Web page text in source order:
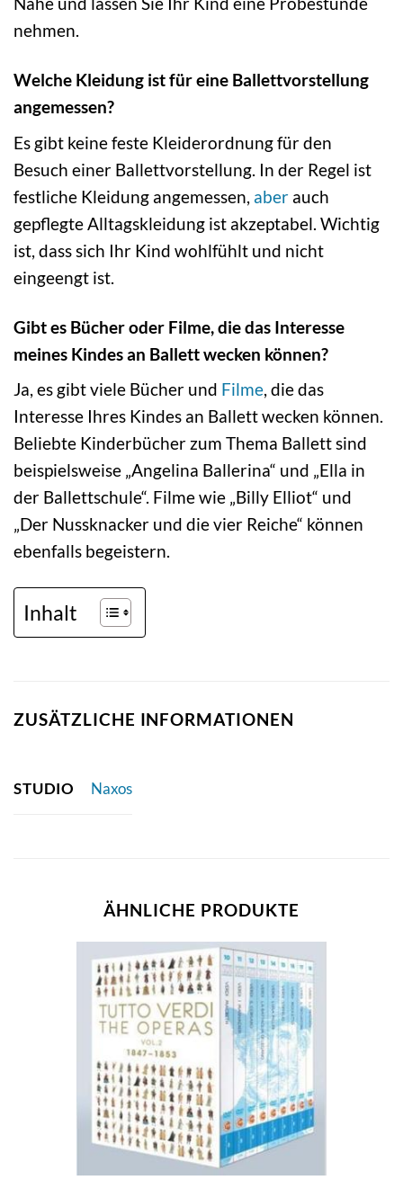
nehmen.
Welche Kleidung ist für eine Ballettvorstellung
angemessen?
Es gibt keine feste Kleiderordnung für den
Besuch einer Ballettvorstellung. In der Regel ist
festliche Kleidung angemessen, aber auch
gepflegte Alltagskleidung ist akzeptabel. Wichtig
ist, dass sich Ihr Kind wohlfühlt und nicht
eingeengt ist.
Gibt es Bücher oder Filme, die das Interesse
meines Kindes an Ballett wecken können?
Ja, es gibt viele Bücher und Filme, die das
Interesse Ihres Kindes an Ballett wecken können.
Beliebte Kinderbücher zum Thema Ballett sind
beispielsweise „Angelina Ballerina“ und „Ella in
der Ballettschule“. Filme wie „Billy Elliot“ und
„Der Nussknacker und die vier Reiche“ können
ebenfalls begeistern.
Inhalt
ZUSÄTZLICHE INFORMATIONEN
STUDIO Naxos
ÄHNLICHE PRODUKTE